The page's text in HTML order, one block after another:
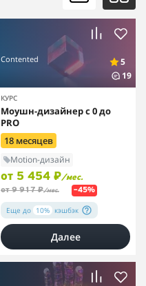
Contented
5
19
КУРС
Моушн-дизайнер с 0 до
PRO
18 месяцев
Motion-дизайн
от 5 454 ₽/мес.
от 9 917 ₽/мес. –45%
Еще до 10% кэшбэк
Далее